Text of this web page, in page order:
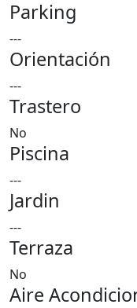
Parking
---
Orientación
---
Trastero
No
Piscina
---
Jardin
---
Terraza
No
Aire